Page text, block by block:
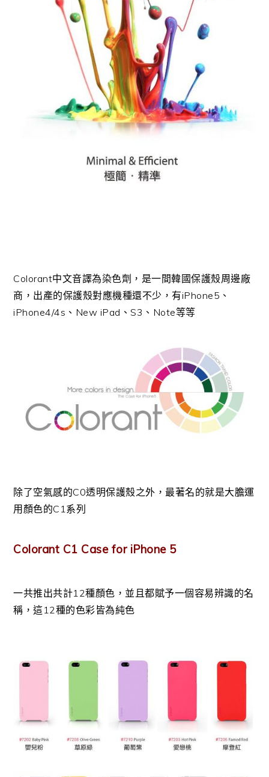
Colorant中文音譯為染色劑，是一間韓國保護殼周邊廠
商，出產的保護殼對應機種還不少，有iPhone5、
iPhone4/4s、New iPad、S3、Note等等
除了空氣感的C0透明保護殼之外，最著名的就是大膽運
用顏色的C1系列
Colorant C1 Case for iPhone 5
一共推出共計12種顏色，並且都賦予一個容易辨識的名
稱，這12種的色彩皆為純色